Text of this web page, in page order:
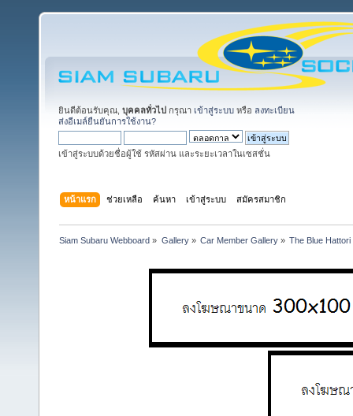
ยินดีต้อนรับคุณ, บุคคลทั่วไป กรุณา เข้าสู่ระบบ หรือ ลงทะเบียน
ส่งอีเมล์ยืนยันการใช้งาน?
เข้าสู่ระบบด้วยชื่อผู้ใช้ รหัสผ่าน และระยะเวลาในเซสชั่น
หน้าแรก ช่วยเหลือ ค้นหา เข้าสู่ระบบ สมัครสมาชิก
Siam Subaru Webboard » Gallery» Car Member Gallery» The Blue Hattori